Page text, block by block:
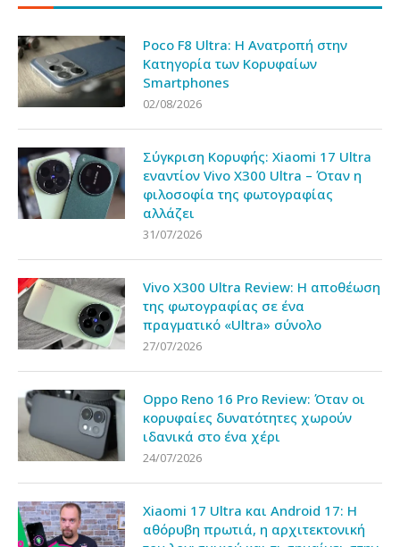
Poco F8 Ultra: Η Ανατροπή στην
Κατηγορία των Κορυφαίων
Smartphones
02/08/2026
Σύγκριση Κορυφής: Xiaomi 17 Ultra
εναντίον Vivo X300 Ultra – Όταν η
φιλοσοφία της φωτογραφίας
αλλάζει
31/07/2026
Vivo X300 Ultra Review: Η αποθέωση
της φωτογραφίας σε ένα
πραγματικό «Ultra» σύνολο
27/07/2026
Oppo Reno 16 Pro Review: Όταν οι
κορυφαίες δυνατότητες χωρούν
ιδανικά στο ένα χέρι
24/07/2026
Xiaomi 17 Ultra και Android 17: Η
αθόρυβη πρωτιά, η αρχιτεκτονική